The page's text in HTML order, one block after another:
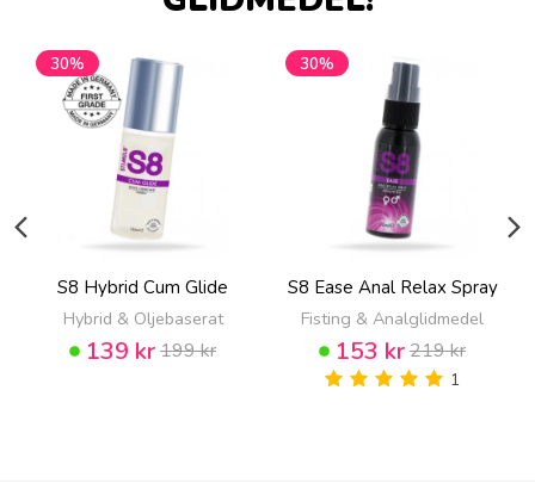
30%
S8 Hybrid Cum Glide
Hybrid & Oljebaserat
139 kr199 kr
30%
S8 Ease Anal Relax Spray
Fisting & Analglidmedel
153 kr219 kr
1